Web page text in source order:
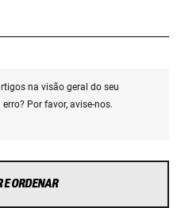
na visão geral do seu
Por favor, avise-nos.
E ORDENAR